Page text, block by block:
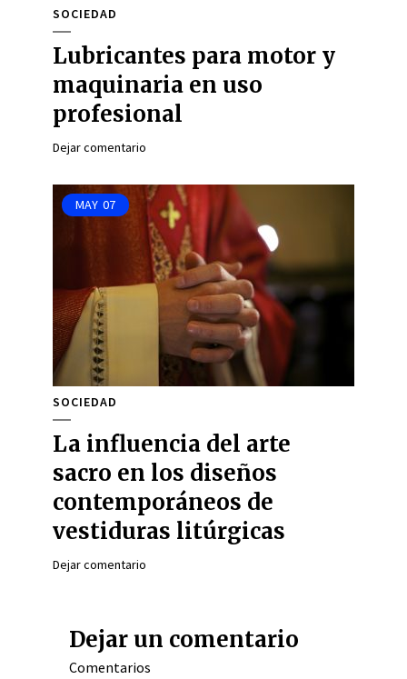
SOCIEDAD
Lubricantes para motor y
maquinaria en uso
profesional
Dejar comentario
MAY 07
SOCIEDAD
La influencia del arte
sacro en los diseños
contemporáneos de
vestiduras litúrgicas
Dejar comentario
Dejar un comentario
Comentarios